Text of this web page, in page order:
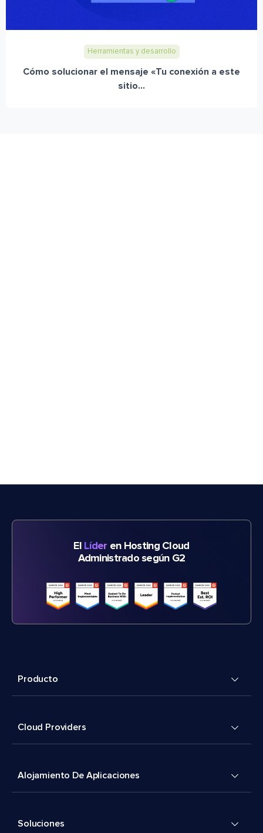
Herramientas y desarrollo
Cómo solucionar el mensaje «Tu conexión a este
sitio...
El Líder en Hosting Cloud
Administrado según G2
Producto
Cloud Providers
Alojamiento De Aplicaciones
Soluciones